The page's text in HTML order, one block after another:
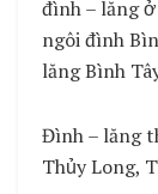
đình – lăng
ngôi đình
lăng Bình
Đình – lăng
Thủy Long,